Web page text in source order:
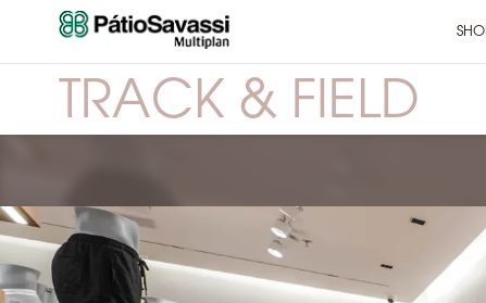
TRACK & FIELD